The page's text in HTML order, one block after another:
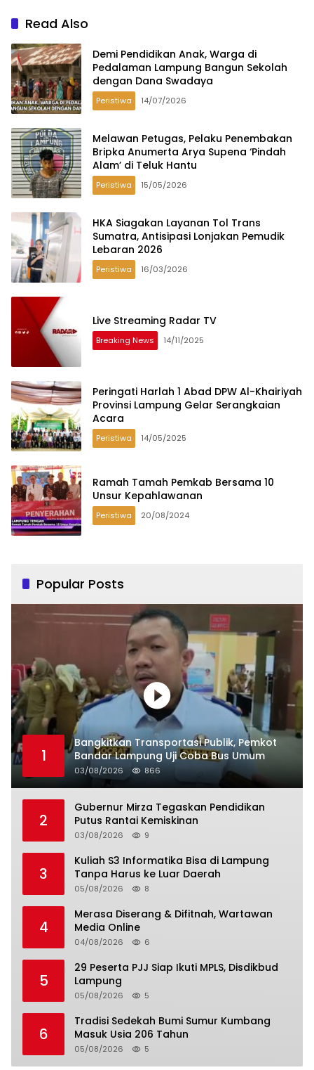
Read Also
Demi Pendidikan Anak, Warga di
Pedalaman Lampung Bangun Sekolah
dengan Dana Swadaya
Peristiwa 14/07/2026
Melawan Petugas, Pelaku Penembakan
Bripka Anumerta Arya Supena ‘Pindah
Alam’ di Teluk Hantu
Peristiwa 15/05/2026
HKA Siagakan Layanan Tol Trans
Sumatra, Antisipasi Lonjakan Pemudik
Lebaran 2026
Peristiwa 16/03/2026
Live Streaming Radar TV
Breaking News 14/11/2025
Peringati Harlah 1 Abad DPW Al-Khairiyah
Provinsi Lampung Gelar Serangkaian
Acara
Peristiwa 14/05/2025
Ramah Tamah Pemkab Bersama 10
Unsur Kepahlawanan
Peristiwa 20/08/2024
Popular Posts
1
Bangkitkan Transportasi Publik, Pemkot
Bandar Lampung Uji Coba Bus Umum
03/08/2026 866
2
Gubernur Mirza Tegaskan Pendidikan
Putus Rantai Kemiskinan
03/08/2026 9
3
Kuliah S3 Informatika Bisa di Lampung
Tanpa Harus ke Luar Daerah
05/08/2026 8
4
Merasa Diserang & Difitnah, Wartawan
Media Online
04/08/2026 6
5
29 Peserta PJJ Siap Ikuti MPLS, Disdikbud
Lampung
05/08/2026 5
6
Tradisi Sedekah Bumi Sumur Kumbang
Masuk Usia 206 Tahun
05/08/2026 5